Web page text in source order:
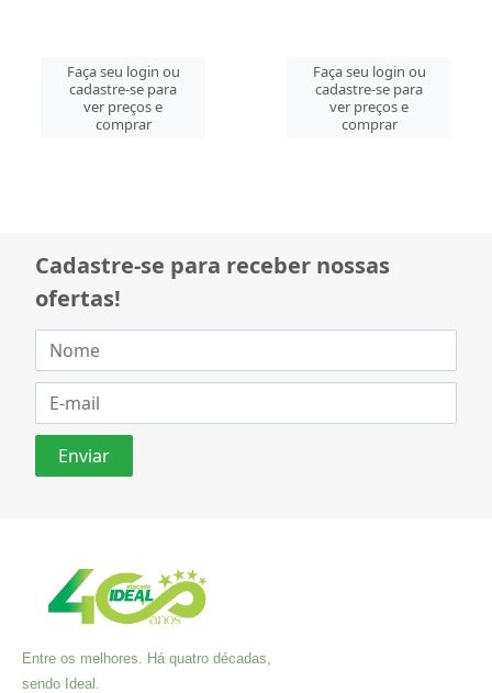
Faça seu login ou
cadastre-se para
ver preços e
comprar
Faça seu login ou
cadastre-se para
ver preços e
comprar
Cadastre-se para receber nossas
ofertas!
Entre os melhores. Há quatro décadas,
sendo Ideal.